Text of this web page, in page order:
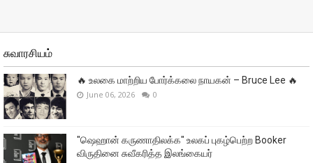
சுவாரசியம்
🔥 உலகை மாற்றிய போர்க்கலை நாயகன் – Bruce Lee 🔥
June 06, 2026 0
"ஷெஹான் கருணாதிலக்க" உலகப் புகழ்பெற்ற Booker
விருதினை சுவீகரித்த இலங்கையர்